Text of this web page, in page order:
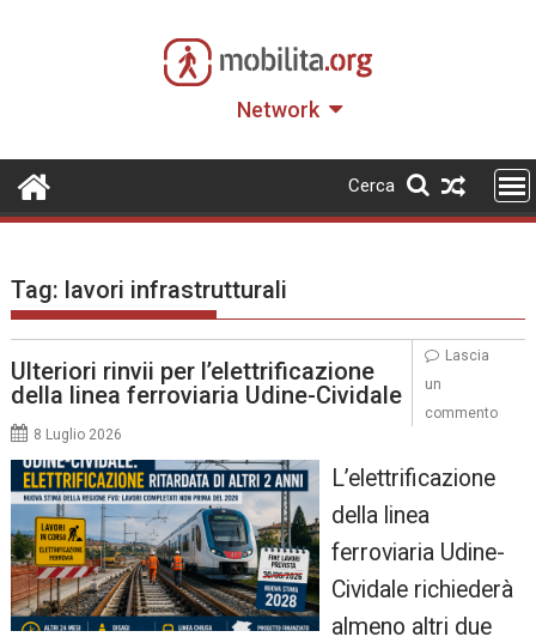
Network
Cerca
Tag: lavori infrastrutturali
Ulteriori rinvii per l’elettrificazione
della linea ferroviaria Udine-Cividale
8 Luglio 2026
L’elettrificazione
della linea
ferroviaria Udine-
Cividale richiederà
almeno altri due
Lascia
un
commento